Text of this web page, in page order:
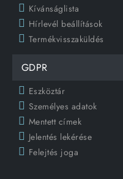
Kívánságlista
Hírlevél beállítások
Termékvisszaküldés
GDPR
Eszköztár
Személyes adatok
Mentett címek
Jelentés lekérése
Felejtés joga